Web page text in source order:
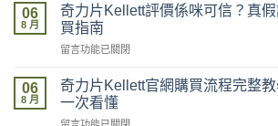
買
最
全？
網
vs
力
片
Kellett
2026
新
06
8 月
奇力片Kellett評價係咪可信？真
買指南
在
力
片
Kellett
留言功能已關閉
06
8 月
奇力片Kellett官網購買流程完整
一次看懂
在